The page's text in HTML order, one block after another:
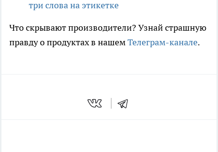
три слова на этикетке
Что скрывают производители? Узнай страшную
правду о продуктах в нашемТелеграм-канале.